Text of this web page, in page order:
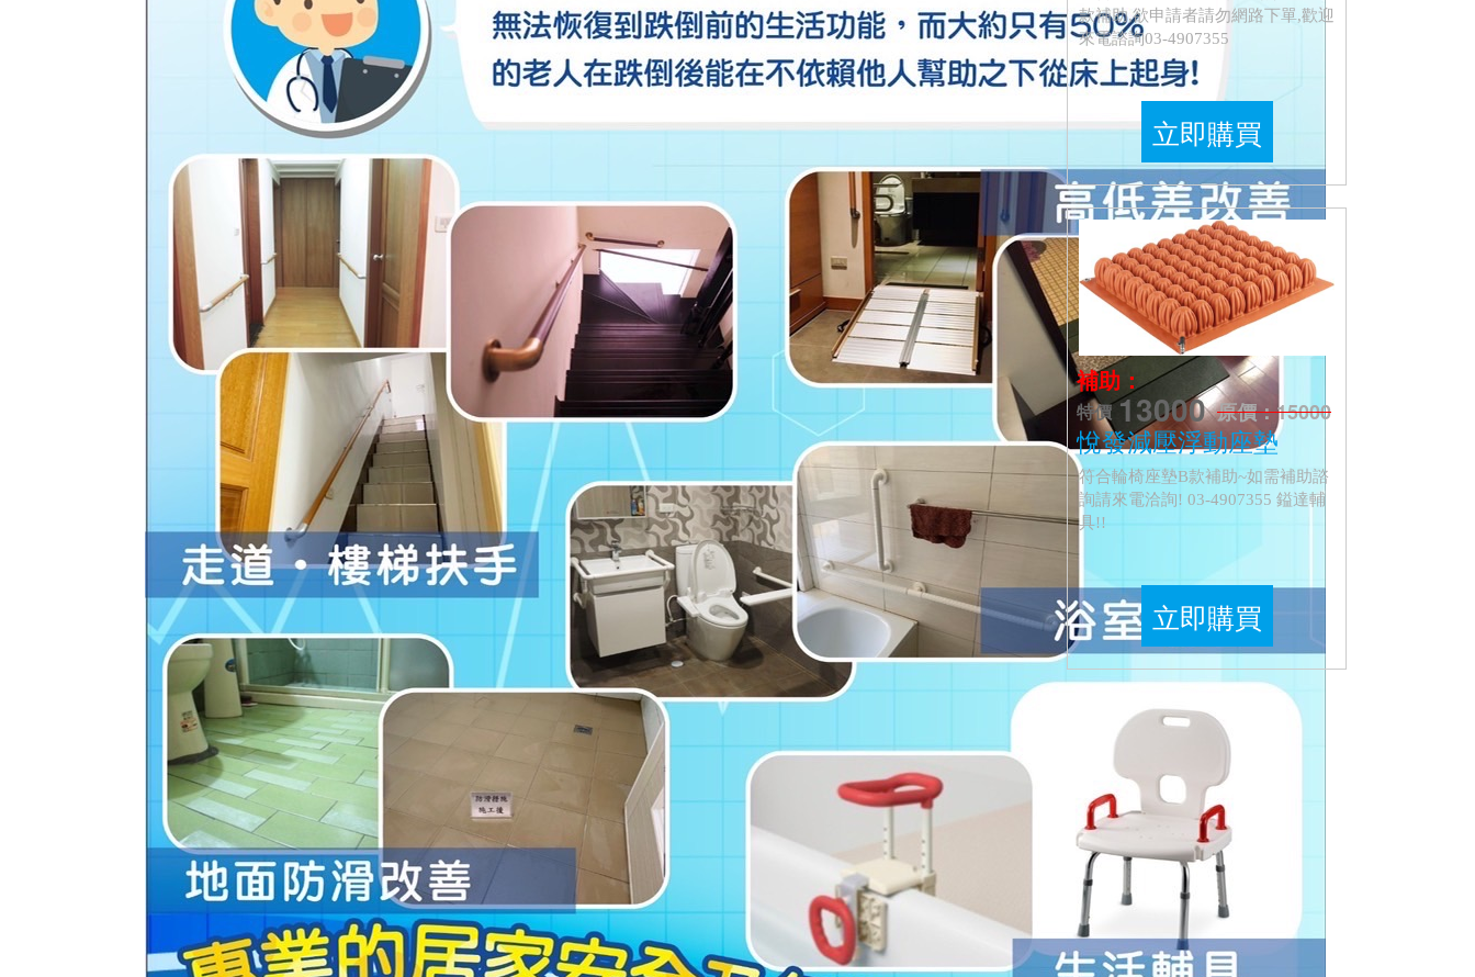
款補助,欲申請者請勿網路下單,歡迎
來電諮詢03-4907355
立即購買
補助：
特價 13000 原價：15000
悅發減壓浮動座墊
符合輪椅座墊B款補助~如需補助諮
詢請來電洽詢! 03-4907355 鎰達輔
具!!
立即購買